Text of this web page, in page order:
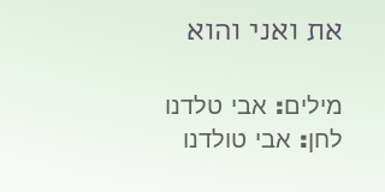
את ואני והוא
מילים: אבי טלדנו
לחן: אבי טולדנו